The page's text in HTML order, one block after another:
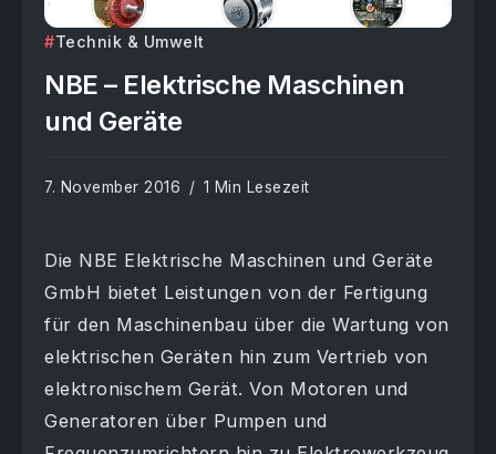
Technik & Umwelt
NBE – Elektrische Maschinen
und Geräte
7. November 2016 1 Min Lesezeit
Die NBE Elektrische Maschinen und Geräte
GmbH bietet Leistungen von der Fertigung
für den Maschinenbau über die Wartung von
elektrischen Geräten hin zum Vertrieb von
elektronischem Gerät. Von Motoren und
Generatoren über Pumpen und